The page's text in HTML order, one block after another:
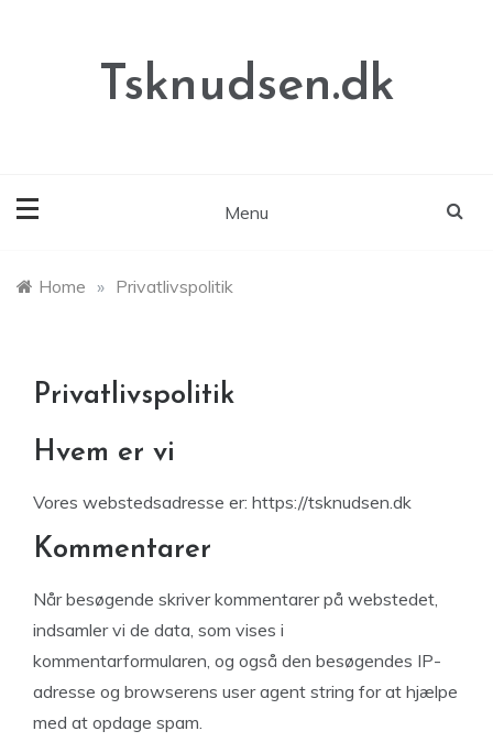
Tsknudsen.dk
Menu
Home » Privatlivspolitik
Privatlivspolitik
Hvem er vi
Vores webstedsadresse er: https://tsknudsen.dk
Kommentarer
Når besøgende skriver kommentarer på webstedet,
indsamler vi de data, som vises i
kommentarformularen, og også den besøgendes IP-
adresse og browserens user agent string for at hjælpe
med at opdage spam.